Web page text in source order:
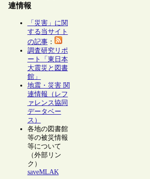
連情報
「災害」に関
する当サイト
の記事：
調査研究リポ
ート「東日本
大震災と図書
館」
地震・災害 関
連情報（レフ
ァレンス協同
データベー
ス）
各地の図書館
等の被災情報
等について
（外部リン
ク）
saveMLAK